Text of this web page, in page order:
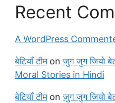
Recent
A WordPress
बेटियाँ टीमonजुग जुग जियो
Moral Stories in Hindi
बेटियाँ टीमonजुग जुग जियो